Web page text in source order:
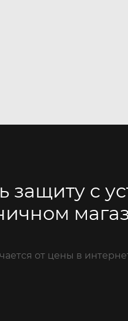
защиту с
от цены в